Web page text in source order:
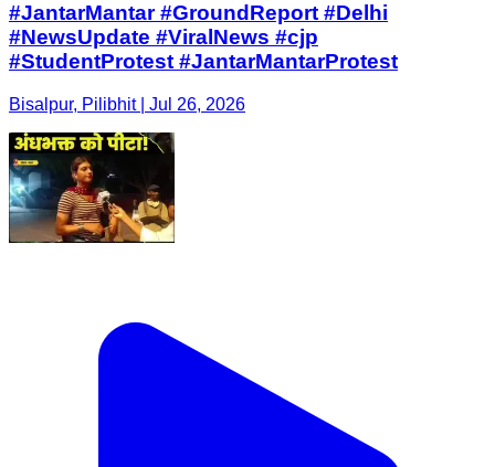
#JantarMantar #GroundReport #Delhi
#NewsUpdate #ViralNews #cjp
#StudentProtest #JantarMantarProtest
Bisalpur, Pilibhit | Jul 26, 2026